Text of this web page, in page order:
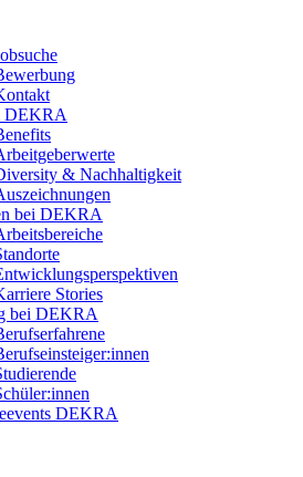
DEKRA
& Nachhaltigkeit
bei DEKRA
Stories
bei DEKRA
DEKRA